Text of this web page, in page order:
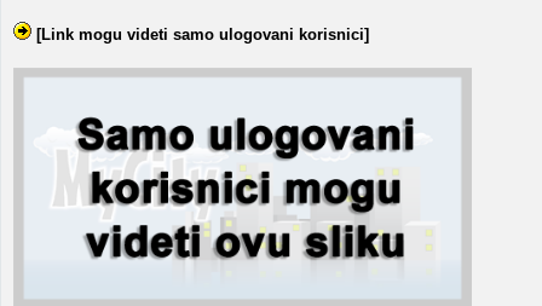
[Link mogu videti samo ulogovani korisnici]